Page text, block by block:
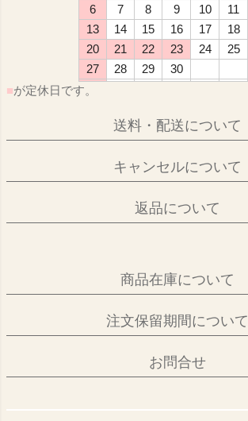
6
7 8 9 10 11
13
14 15 16 17 18
20
21 22 23 24 25
27
28 29
30
■が定休日です。
送料・配送について
キャンセルについて
返品について
商品在庫について
注文保留期間について
お問合せ